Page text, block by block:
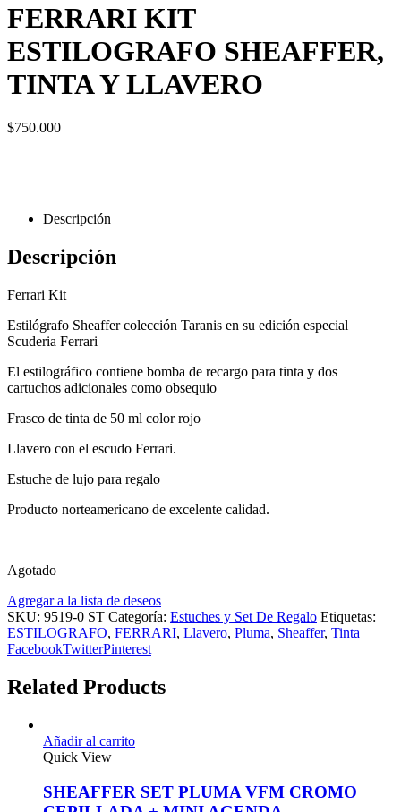
FERRARI KIT
ESTILOGRAFO SHEAFFER,
TINTA Y LLAVERO
$750.000
Descripción
Descripción
Ferrari Kit
Estilógrafo Sheaffer colección Taranis en su edición especial
Scuderia Ferrari
El estilográfico contiene bomba de recargo para tinta y dos
cartuchos adicionales como obsequio
Frasco de tinta de 50 ml color rojo
Llavero con el escudo Ferrari.
Estuche de lujo para regalo
Producto norteamericano de excelente calidad.
Agotado
Agregar a la lista de deseos
SKU: 9519-0 ST Categoría: Estuches y Set De Regalo Etiquetas:
ESTILOGRAFO, FERRARI, Llavero, Pluma, Sheaffer, Tinta
FacebookTwitterPinterest
Related Products
Añadir al carrito
Quick View
SHEAFFER SET PLUMA VFM CROMO